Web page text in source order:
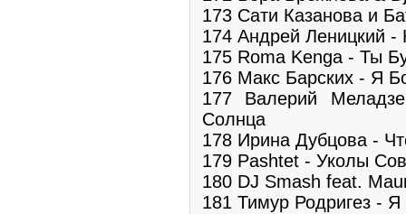
173 Сати Казанова и
174 Андрей Леницкий
175 Roma Kenga - Ты
176 Макс Барских - Я
177 Валерий
Солнца
178 Ирина Дубцова -
179 Pashtet - Уколы
180 DJ Smash feat.
181 Тимур Родригез -